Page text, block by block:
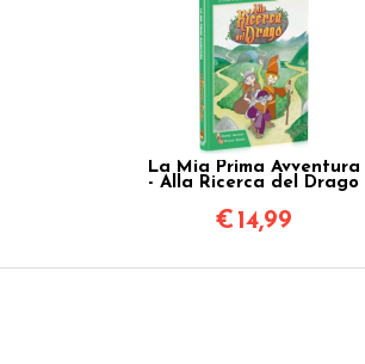
La Mia Prima Avventura
- Alla Ricerca del Drago
€ 14,99